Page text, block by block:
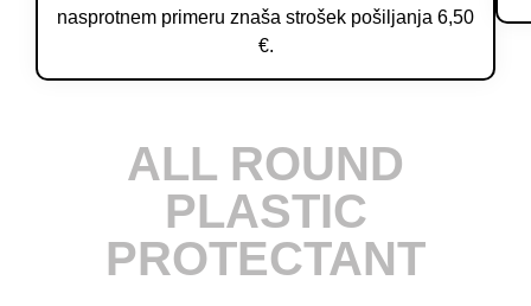
nasprotnem primeru znaša strošek pošiljanja 6,50
€.
ALL ROUND
PLASTIC
PROTECTANT